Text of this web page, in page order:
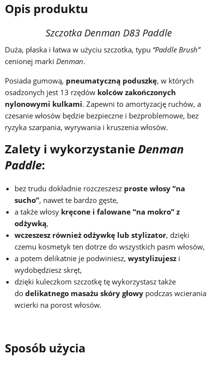
Opis produktu
Szczotka Denman D83 Paddle
Duża, płaska i łatwa w użyciu szczotka, typu “Paddle Brush”
cenionej marki Denman.
Posiada gumową, pneumatyczną poduszkę, w których
osadzonych jest 13 rzędów kolców zakończonych
nylonowymi kulkami. Zapewni to amortyzację ruchów, a
czesanie włosów będzie bezpieczne i bezproblemowe, bez
ryzyka szarpania, wyrywania i kruszenia włosów.
Zalety i wykorzystanieDenman
Paddle:
bez trudu dokładnie rozczeszesz proste włosy “na
sucho”, nawet te bardzo gęste,
a także włosy kręcone i falowane “na mokro” z
odżywką,
wczeszesz również odżywkę lub stylizator, dzięki
czemu kosmetyk ten dotrze do wszystkich pasm włosów,
a potem delikatnie je podwiniesz, wystylizujesz i
wydobędziesz skręt,
dzięki kuleczkom szczotkę tę wykorzystasz także
do delikatnego masażu skóry głowy podczas wcierania
wcierki na porost włosów.
Sposób użycia